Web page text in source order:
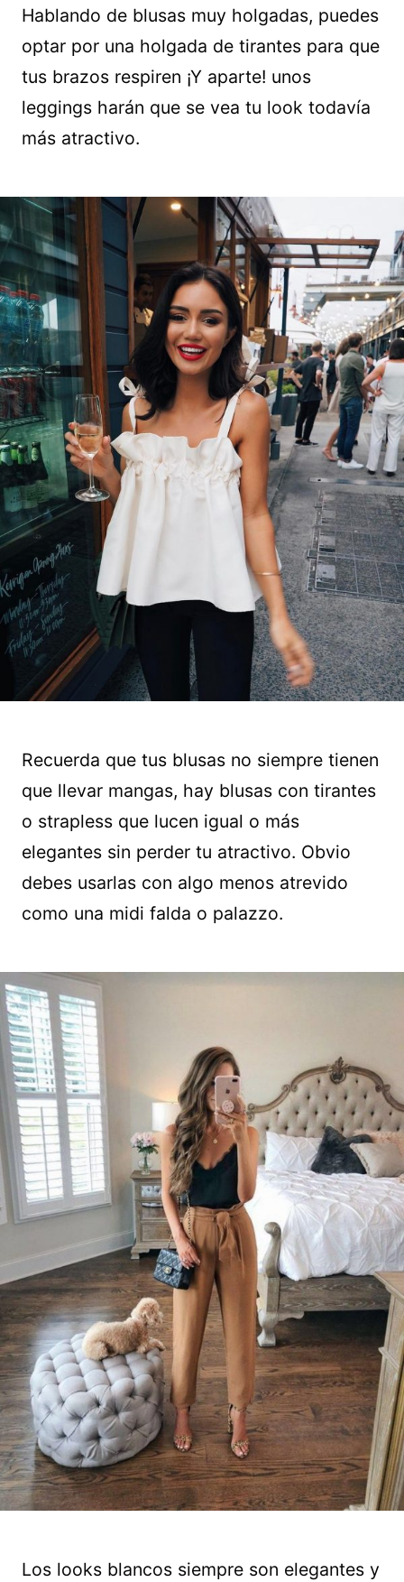
Hablando de blusas muy holgadas, puedes
optar por una holgada de tirantes para que
tus brazos respiren ¡Y aparte! unos
leggings harán que se vea tu look todavía
más atractivo.
Recuerda que tus blusas no siempre tienen
que llevar mangas, hay blusas con tirantes
o strapless que lucen igual o más
elegantes sin perder tu atractivo. Obvio
debes usarlas con algo menos atrevido
como una midi falda o palazzo.
Los looks blancos siempre son elegantes y